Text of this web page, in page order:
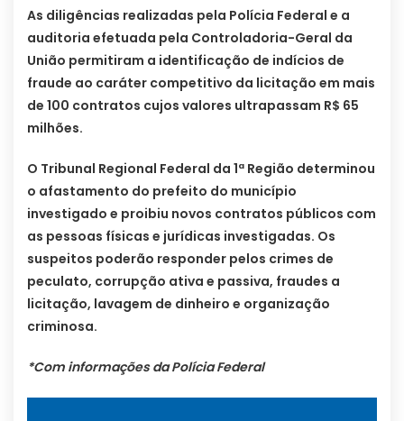
As diligências realizadas pela Polícia Federal e a
auditoria efetuada pela Controladoria-Geral da
União permitiram a identificação de indícios de
fraude ao caráter competitivo da licitação em mais
de 100 contratos cujos valores ultrapassam R$ 65
milhões.
O Tribunal Regional Federal da 1ª Região determinou
o afastamento do prefeito do município
investigado e proibiu novos contratos públicos com
as pessoas físicas e jurídicas investigadas. Os
suspeitos poderão responder pelos crimes de
peculato, corrupção ativa e passiva, fraudes a
licitação, lavagem de dinheiro e organização
criminosa.
*Com informações da Polícia Federal